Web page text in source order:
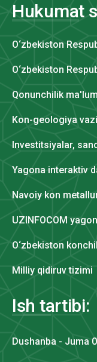
Hukumat
O‘zbekiston
O‘zbekiston
Qonunchilik
Kon-geologiya
Investitsiyalar,
Yagona interaktiv
Navoiy kon
UZINFOCOM
O‘zbekiston
Milliy qidiruv tizimi
Ish tartibi:
Dushanba - Juma